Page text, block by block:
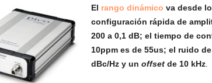
El rango dinámico va desde
configuración rápida de
200 a 0,1 dB; el tiempo de
10ppm es de 55us; el ruido
dBc/Hz y un offsetde 10 kHz.